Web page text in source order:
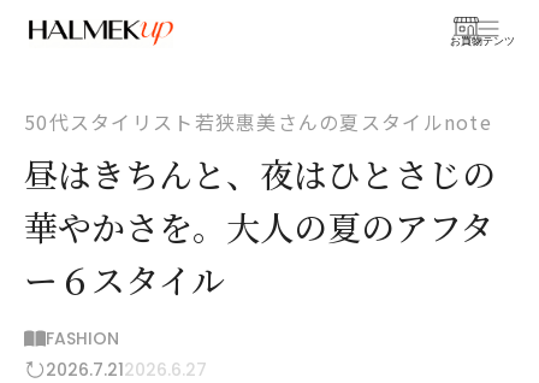
お買物
コンテンツ
50代スタイリスト若狭惠美さんの夏スタイルnote
昼はきちんと、夜はひとさじの
華やかさを。大人の夏のアフタ
ー６スタイル
FASHION
2026.7.212026.6.27